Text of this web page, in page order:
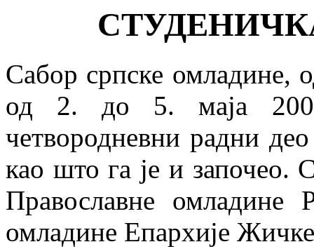
Сабор српске омладине,
од 2. до 5. маја
четвородневни радни
као што га је и започео.
Православне омладине
омладине Епархије